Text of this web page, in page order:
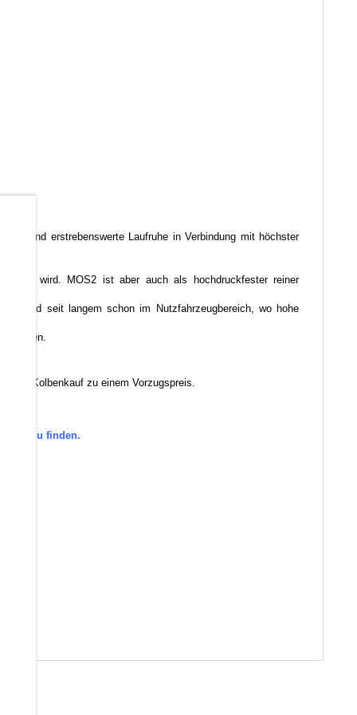
und erstrebenswerte Laufruhe in Verbindung mit höchster
wird. MOS2 ist aber auch als hochdruckfester reiner
und seit langem schon im Nutzfahrzeugbereich, wo hohe
rechnen.
dem Kolbenkauf zu einem Vorzugspreis.
zu finden.